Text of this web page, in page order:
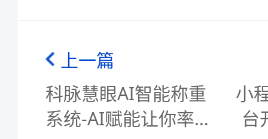
上一篇
科脉慧眼AI智能称重
系统-AI赋能让你率先
小
台